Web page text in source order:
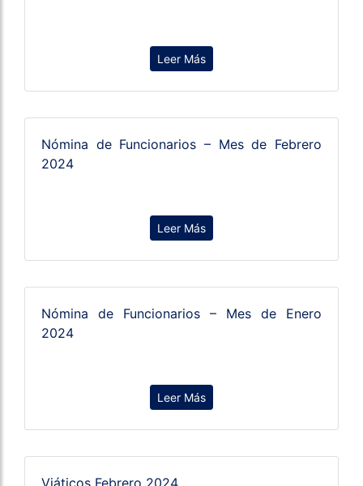
Leer Más
Nómina de Funcionarios – Mes de Febrero
2024
Leer Más
Nómina de Funcionarios – Mes de Enero
2024
Leer Más